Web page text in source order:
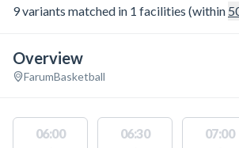
9 variants matched in 1 facilities (within
Overview
FarumBasketball
06:00 06:30 07:00